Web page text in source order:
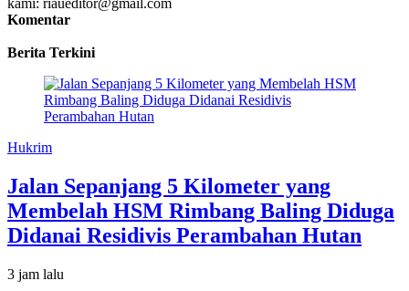
kami: riaueditor@gmail.com
Komentar
Berita Terkini
Hukrim
Jalan Sepanjang 5 Kilometer yang
Membelah HSM Rimbang Baling Diduga
Didanai Residivis Perambahan Hutan
3 jam lalu